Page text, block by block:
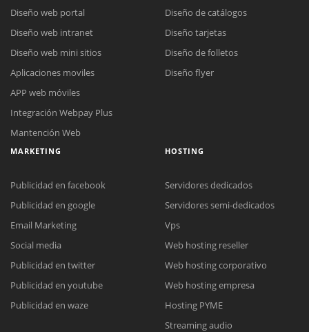
Reunión online
Nuestros ejecutivos le enviarán un correo electrónico con el enlace a
Meet para la reunión online.
Cotización
Todos nuestros ejecutivos están fuera de línea. Complete el formulario
Diseño web portal
Diseño web intranet
Diseño web mini sitios
Aplicaciones moviles
APP web móviles
Integración Webpay Plus
Mantención Web
Diseño de catálogos
Diseño tarjetas
Diseño de folletos
Diseño flyer
MARKETING
Publicidad en facebook
Publicidad en google
Email Marketing
Social media
Publicidad en twitter
Publicidad en youtube
Publicidad en waze
HOSTING
Servidores dedicados
Servidores semi-dedicados
Vps
Web hosting reseller
Web hosting corporativo
Web hosting empresa
Hosting PYME
Streaming audio